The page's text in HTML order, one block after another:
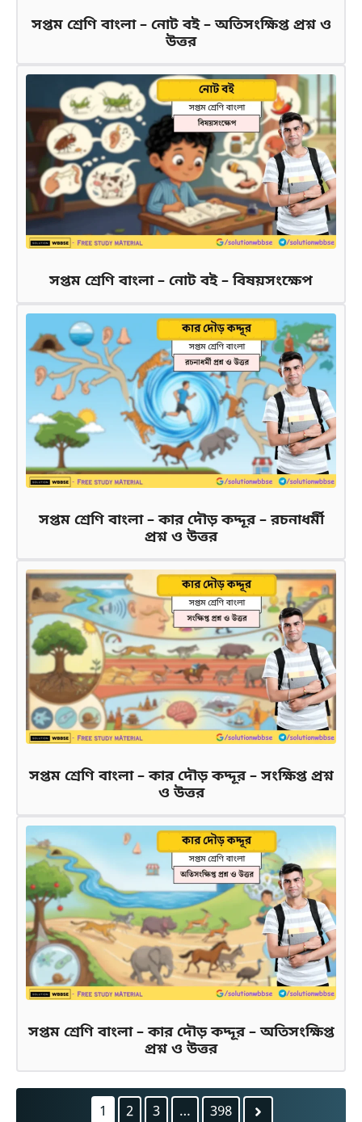
সপ্তম শ্রেণি বাংলা – নোট বই – অতিসংক্ষিপ্ত প্রশ্ন ও
উত্তর
সপ্তম শ্রেণি বাংলা – নোট বই – বিষয়সংক্ষেপ
সপ্তম শ্রেণি বাংলা – কার দৌড় কদ্দূর – রচনাধর্মী
প্রশ্ন ও উত্তর
সপ্তম শ্রেণি বাংলা – কার দৌড় কদ্দূর – সংক্ষিপ্ত প্রশ্ন
ও উত্তর
সপ্তম শ্রেণি বাংলা – কার দৌড় কদ্দূর – অতিসংক্ষিপ্ত
প্রশ্ন ও উত্তর
1 2 3 … 398